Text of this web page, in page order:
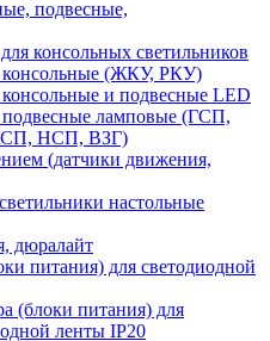
подвесные,
консольных светильников
консольные (ЖКУ, РКУ)
и подвесные LED
ламповые (ГСП,
НСП, ВЗГ)
(датчики движения,
настольные
дюралайт
питания) для светодиодной
(блоки питания) для
ленты IP20